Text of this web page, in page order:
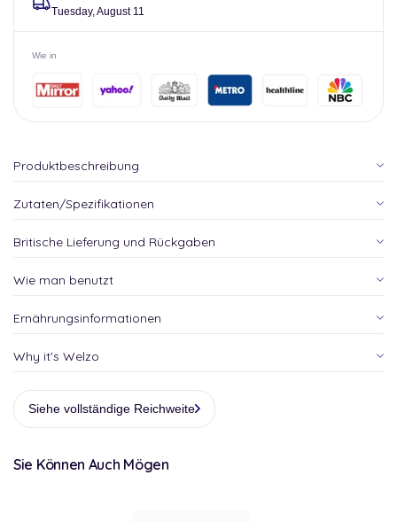
Tuesday, August 11
Wie in
Produktbeschreibung
Zutaten/Spezifikationen
Britische Lieferung und Rückgaben
Wie man benutzt
Ernährungsinformationen
Why it's Welzo
Siehe vollständige Reichweite
Sie Können Auch Mögen